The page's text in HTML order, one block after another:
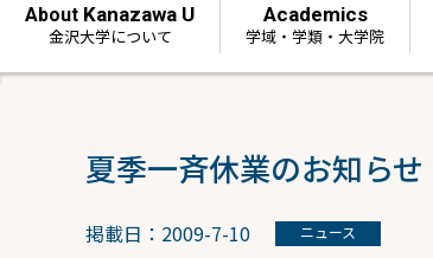
About Kanazawa U
金沢大学について
Academics
学域・学類・大学院
夏季一斉休業のお知らせ
掲載日：2009-7-10 ニュース